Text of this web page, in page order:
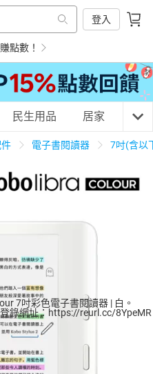
登入
點數！
養生保健 民生用品
親子玩具
化妝保養 情趣用品
民生用品 居家 3C
電子書閱讀器 7吋(含以